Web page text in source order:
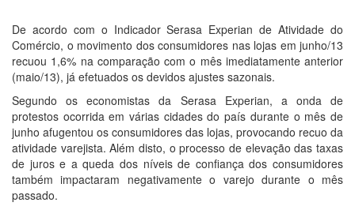
De acordo com o Indicador Serasa Experian de Atividade do
Comércio, o movimento dos consumidores nas lojas em junho/13
recuou 1,6% na comparação com o mês imediatamente anterior
(maio/13), já efetuados os devidos ajustes sazonais.
Segundo os economistas da Serasa Experian, a onda de
protestos ocorrida em várias cidades do país durante o mês de
junho afugentou os consumidores das lojas, provocando recuo da
atividade varejista. Além disto, o processo de elevação das taxas
de juros e a queda dos níveis de confiança dos consumidores
também impactaram negativamente o varejo durante o mês
passado.